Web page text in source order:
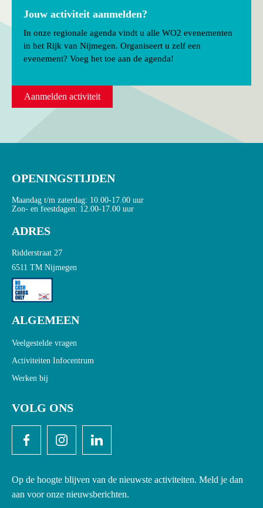
Jouw activiteit aanmelden?
In onze regionale agenda vindt u alle WO2 evenementen
in het Rijk van Nijmegen. Organiseert u zelf een
evenement? Voeg het toe aan de agenda!
Aanmelden activiteit
OPENINGSTIJDEN
Maandag t/m zaterdag: 10.00-17.00 uur
Zon- en feestdagen: 12.00-17.00 uur
ADRES
Ridderstraat 27
6511 TM Nijmegen
ALGEMEEN
Veelgestelde vragen
Activiteiten Infocentrum
Werken bij
VOLG ONS
Op de hoogte blijven van de nieuwste activiteiten. Meld je dan
aan voor onze nieuwsberichten.